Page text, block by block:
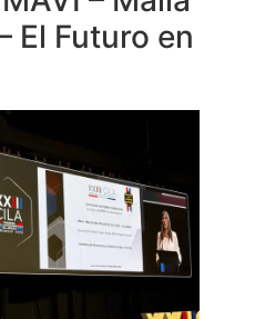
El Futuro en